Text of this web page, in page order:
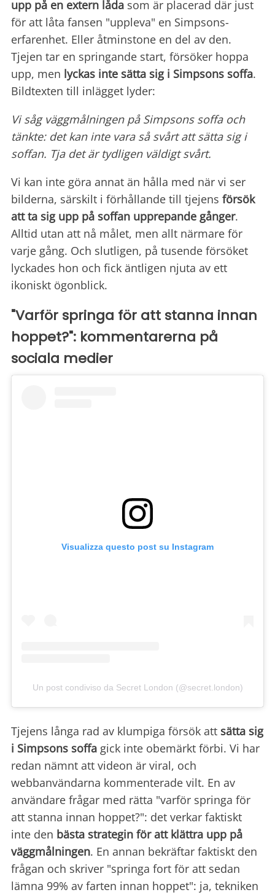
upp på en extern låda som är placerad där just
för att låta fansen "uppleva" en Simpsons-
erfarenhet. Eller åtminstone en del av den.
Tjejen tar en springande start, försöker hoppa
upp, men lyckas inte sätta sig i Simpsons soffa.
Bildtexten till inlägget lyder:
Vi såg väggmålningen på Simpsons soffa och
tänkte: det kan inte vara så svårt att sätta sig i
soffan. Tja det är tydligen väldigt svårt.
Vi kan inte göra annat än hålla med när vi ser
bilderna, särskilt i förhållande till tjejens försök
att ta sig upp på soffan upprepande gånger.
Alltid utan att nå målet, men allt närmare för
varje gång. Och slutligen, på tusende försöket
lyckades hon och fick äntligen njuta av ett
ikoniskt ögonblick.
"Varför springa för att stanna innan
hoppet?": kommentarerna på
sociala medier
Visualizza questo post su Instagram
Un post condiviso da Secret London (@secret.london)
Tjejens långa rad av klumpiga försök att sätta sig
i Simpsons soffa gick inte obemärkt förbi. Vi har
redan nämnt att videon är viral, och
webbanvändarna kommenterade vilt. En av
användare frågar med rätta "varför springa för
att stanna innan hoppet?": det verkar faktiskt
inte den bästa strategin för att klättra upp på
väggmålningen. En annan bekräftar faktiskt den
frågan och skriver "springa fort för att sedan
lämna 99% av farten innan hoppet": ja, tekniken